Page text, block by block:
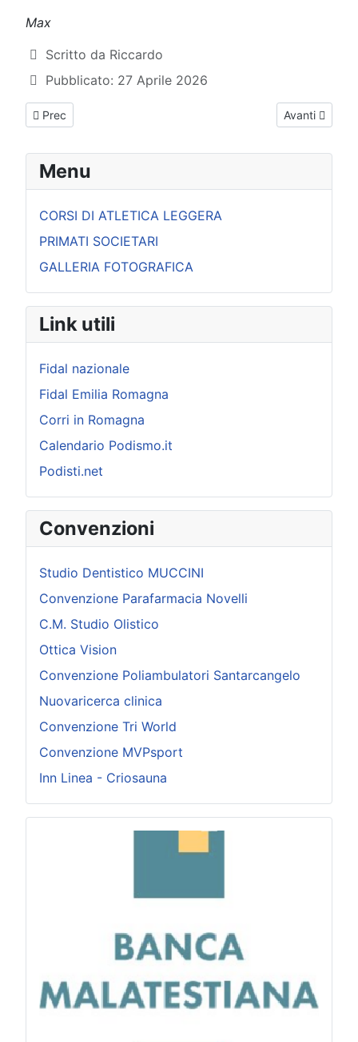
Menu
CORSI DI ATLETICA LEGGERA
PRIMATI SOCIETARI
GALLERIA FOTOGRAFICA
Link utili
Fidal nazionale
Fidal Emilia Romagna
Corri in Romagna
Calendario Podismo.it
Podisti.net
Convenzioni
Studio Dentistico MUCCINI
Convenzione Parafarmacia Novelli
C.M. Studio Olistico
Ottica Vision
Convenzione Poliambulatori Santarcangelo
Nuovaricerca clinica
Convenzione Tri World
Convenzione MVPsport
Inn Linea - Criosauna
Max
Dettagli
Scritto da Riccardo
Pubblicato: 27 Aprile 2026
Articolo precedente: Atletica X tutti San Marino - 25 aprile
Prec Articolo
Avanti